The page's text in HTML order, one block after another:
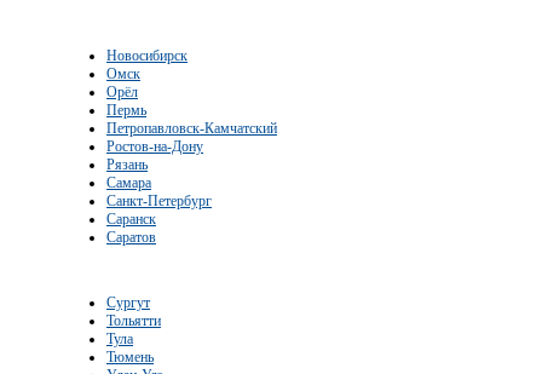
Новосибирск
Омск
Орёл
Пермь
Петропавловск-Камчатский
Ростов-на-Дону
Рязань
Самара
Санкт-Петербург
Саранск
Саратов
Сургут
Тольятти
Тула
Тюмень